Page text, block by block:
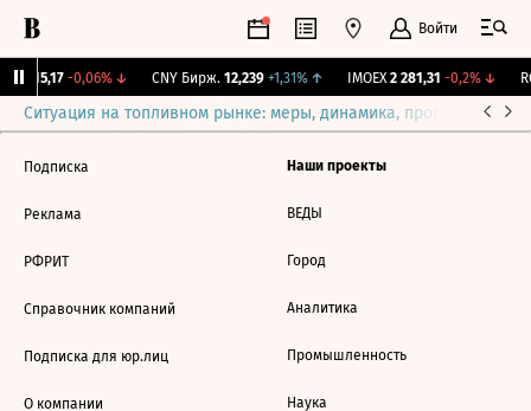
Войти
115,17 -0,06%↓ CNY Бирж. 12,239 +1,31%↑ IMOEX 2 281,31 -0,2%↓
Ситуация на топливном рынке: меры, динамика, прогнозы
Подписка
Реклама
РФРИТ
Справочник компаний
Подписка для юр.лиц
О компании
Наши проекты
ВЕДЫ
Город
Аналитика
Промышленность
Наука